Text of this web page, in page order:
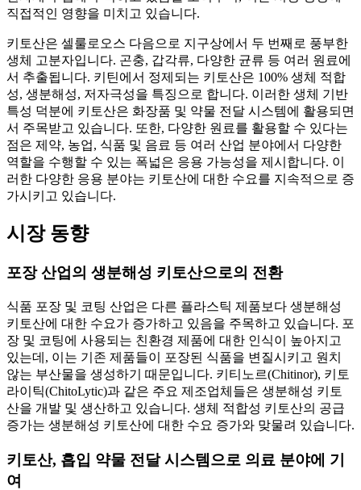
직접적인 영향을 미치고 있습니다.
키토산은 셀룰로오스 다음으로 지구상에서 두 번째로 풍부한
생체 고분자입니다. 곤충, 갑각류, 다양한 균류 등 여러 원료에
서 추출됩니다. 키틴에서 정제되는 키토산은 100% 생체 적합
성, 생분해성, 저자극성을 특징으로 합니다. 이러한 생체 기반
특성 덕분에 키토산은 화장품 및 약물 전달 시스템에 활용되면
서 주목받고 있습니다. 또한, 다양한 원료를 활용할 수 있다는
점은 제약, 농업, 식품 및 음료 등 여러 산업 분야에서 다양한
역할을 수행할 수 있는 폭넓은 응용 가능성을 제시합니다. 이
러한 다양한 응용 분야는 키토산에 대한 수요를 지속적으로 증
가시키고 있습니다.
시장 동향
포장 산업의 생분해성 키토산으로의 전환
식품 포장 및 코팅 산업은 다른 플라스틱 제품보다 생분해성
키토산에 대한 수요가 증가하고 있음을 주목하고 있습니다. 포
장 및 코팅에 사용되는 친환경 제품에 대한 인식이 높아지고
있는데, 이는 기존 제품들이 포장된 식품을 변질시키고 원치
않는 부산물을 생성하기 때문입니다. 키티노르(Chitinor), 키토
라이틱(ChitoLytic)과 같은 주요 제조업체들은 생분해성 키토
산을 개발 및 생산하고 있습니다. 생체 적합성 키토산의 공급
증가는 생분해성 키토산에 대한 수요 증가와 맞물려 있습니다.
키토산, 흡입 약물 전달 시스템으로 의료 분야에 기
여